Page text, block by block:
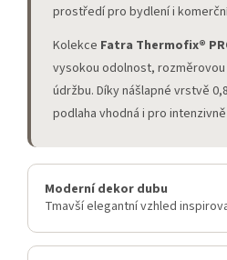
prostředí pro bydlení i
Kolekce Fatra Thermofix®
vysokou odolnost,
údržbu. Díky nášlapné vrstvě
podlaha vhodná i pro
Moderní dekor dubu
Tmavší elegantní vzhled